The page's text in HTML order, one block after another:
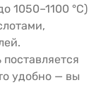
1050–1100 °C)
удобно — вы